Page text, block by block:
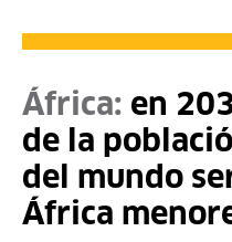
África: en
de la
del mundo
África